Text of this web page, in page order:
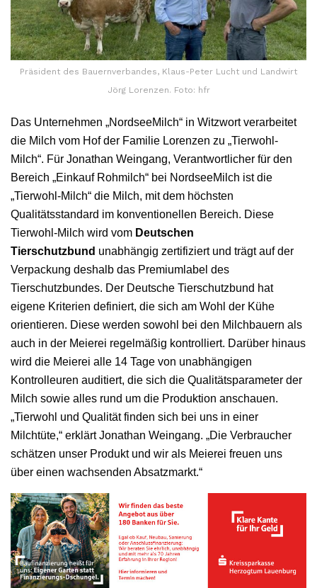
Präsident des Bauernverbandes, Klaus-Peter Lucht und Landwirt
Jörg Lorenzen. Foto: hfr
Das Unternehmen „NordseeMilch“ in Witzwort verarbeitet
die Milch vom Hof der Familie Lorenzen zu „Tierwohl-
Milch“. Für Jonathan Weingang, Verantwortlicher für den
Bereich „Einkauf Rohmilch“ bei NordseeMilch ist die
„Tierwohl-Milch“ die Milch, mit dem höchsten
Qualitätsstandard im konventionellen Bereich. Diese
Tierwohl-Milch wird vom Deutschen
Tierschutzbund unabhängig zertifiziert und trägt auf der
Verpackung deshalb das Premiumlabel des
Tierschutzbundes. Der Deutsche Tierschutzbund hat
eigene Kriterien definiert, die sich am Wohl der Kühe
orientieren. Diese werden sowohl bei den Milchbauern als
auch in der Meierei regelmäßig kontrolliert. Darüber hinaus
wird die Meierei alle 14 Tage von unabhängigen
Kontrolleuren auditiert, die sich die Qualitätsparameter der
Milch sowie alles rund um die Produktion anschauen.
„Tierwohl und Qualität finden sich bei uns in einer
Milchtüte,“ erklärt Jonathan Weingang. „Die Verbraucher
schätzen unser Produkt und wir als Meierei freuen uns
über einen wachsenden Absatzmarkt.“